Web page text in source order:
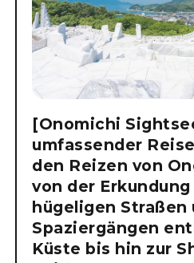
[Onomichi
umfassender
den Reizen von
von der
hügeligen Straßen
Spaziergängen
Küste bis hin zur